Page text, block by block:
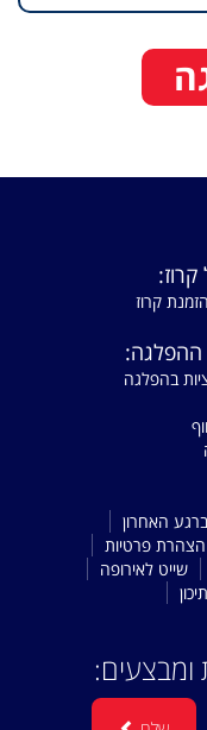
קרוז:
קרוז
ההפלגה:
בהפלגה
האחרון
הצהרת פרטיות
שייט לאירופה
ומבצעים: